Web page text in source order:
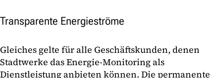
Transparente Energieströme
Gleiches gelte für alle Geschäftskunden, denen
Stadtwerke das Energie-Monitoring als
Dienstleistung anbieten können. Die permanente